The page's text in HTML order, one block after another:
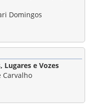
Domingos
Lugares e Vozes
Carvalho